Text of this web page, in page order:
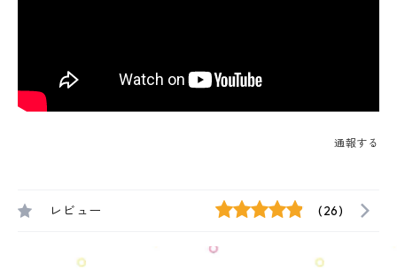
通報する
レビュー (26)